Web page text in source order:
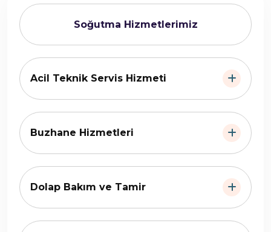
Soğutma Hizmetlerimiz
Acil Teknik Servis Hizmeti
Buzhane Hizmetleri
Dolap Bakım ve Tamir